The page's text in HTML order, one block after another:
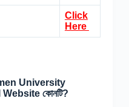
Click
Here
University
কোনটি?